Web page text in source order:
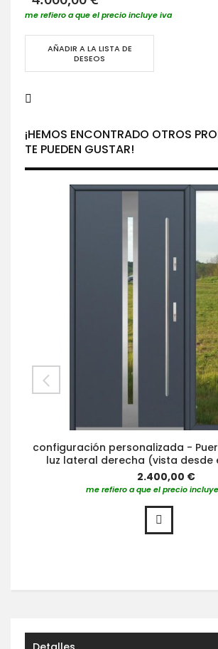
me refiero a que el precio incluye iva
AÑADIR A LA LISTA DE
DESEOS
¡HEMOS ENCONTRADO OTROS
TE PUEDEN GUSTAR!
configuración personalizada -
luz lateral derecha (vista desde
2.400,00 €
me refiero a que el precio